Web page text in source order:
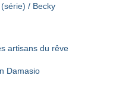
/ Becky
artisans du rêve
Damasio